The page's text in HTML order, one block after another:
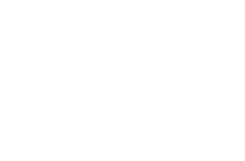
L’accés Obert En L’àmbit Bibliotecari: Una Sola Direcció, Diferents Velocitats